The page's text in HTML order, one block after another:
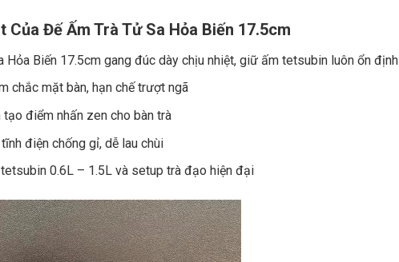
Của Đế Ấm Trà Tử Sa Hỏa Biến 17.5cm
Hỏa Biến 17.5cm gang đúc dày chịu nhiệt, giữ ấm tetsubin luôn ổn định
chắc mặt bàn, hạn chế trượt ngã
điểm nhấn zen cho bàn trà
điện chống gỉ, dễ lau chùi
0.6L – 1.5L và setup trà đạo hiện đại